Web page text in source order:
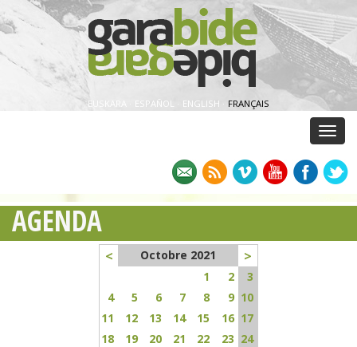
EUSKARA ESPAÑOL · ENGLISH · FRANÇAIS
AGENDA
< Octobre 2021 >
1 2
3
4
5 6 7 8 9 10
11
12 13 14 15 16 17
18
19 20 21 22 23 24